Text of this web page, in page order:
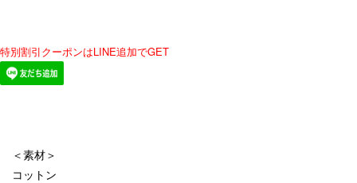
特別割引クーポンはLINE追加でGET
＜素材＞
コットン